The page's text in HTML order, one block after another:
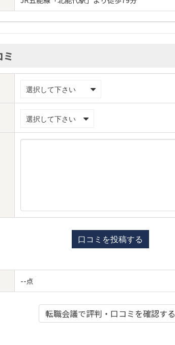
--点
転職会議で評判・口コミを確認する